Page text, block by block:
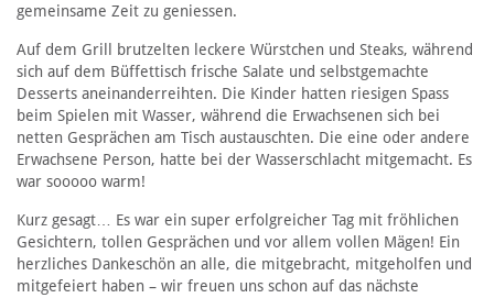
gemeinsame Zeit zu geniessen.
Auf dem Grill brutzelten leckere Würstchen und Steaks, während
sich auf dem Büffettisch frische Salate und selbstgemachte
Desserts aneinanderreihten. Die Kinder hatten riesigen Spass
beim Spielen mit Wasser, während die Erwachsenen sich bei
netten Gesprächen am Tisch austauschten. Die eine oder andere
Erwachsene Person, hatte bei der Wasserschlacht mitgemacht. Es
war sooooo warm!
Kurz gesagt… Es war ein super erfolgreicher Tag mit fröhlichen
Gesichtern, tollen Gesprächen und vor allem vollen Mägen! Ein
herzliches Dankeschön an alle, die mitgebracht, mitgeholfen und
mitgefeiert haben – wir freuen uns schon auf das nächste